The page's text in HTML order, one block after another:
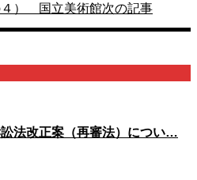
４） 国立美術館次の記事
法改正案（再審法）につい…